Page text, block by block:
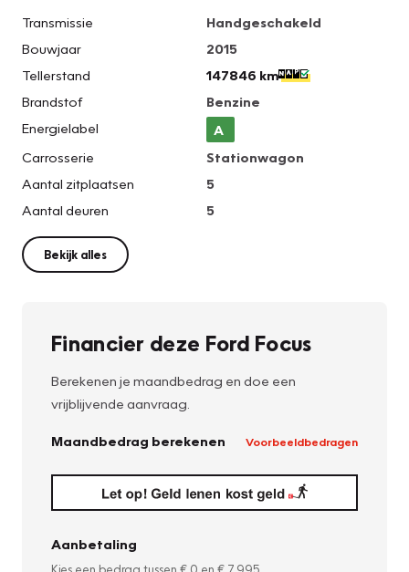
Transmissie
Handgeschakeld
Bouwjaar
2015
Tellerstand
147846 km
Brandstof
Benzine
Energielabel
A
Carrosserie
Stationwagon
Aantal zitplaatsen
5
Aantal deuren
5
Bekijk alles
Financier deze Ford Focus
Berekenen je maandbedrag en doe een
vrijblijvende aanvraag.
Maandbedrag berekenen Voorbeeldbedragen
Aanbetaling
Kies een bedrag tussen € 0 en € 7.995